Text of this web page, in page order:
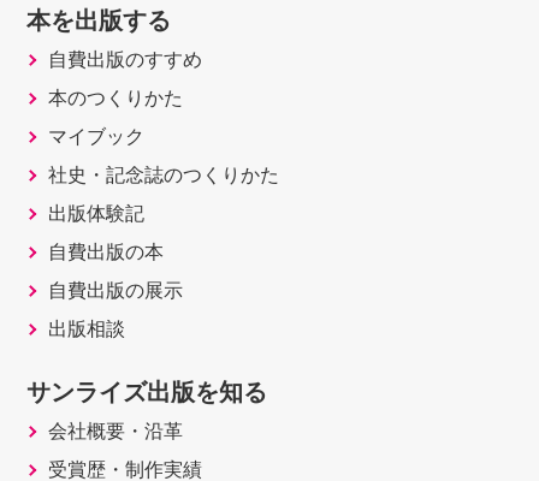
本を出版する
自費出版のすすめ
本のつくりかた
マイブック
社史・記念誌のつくりかた
出版体験記
自費出版の本
自費出版の展示
出版相談
サンライズ出版を知る
会社概要・沿革
受賞歴・制作実績